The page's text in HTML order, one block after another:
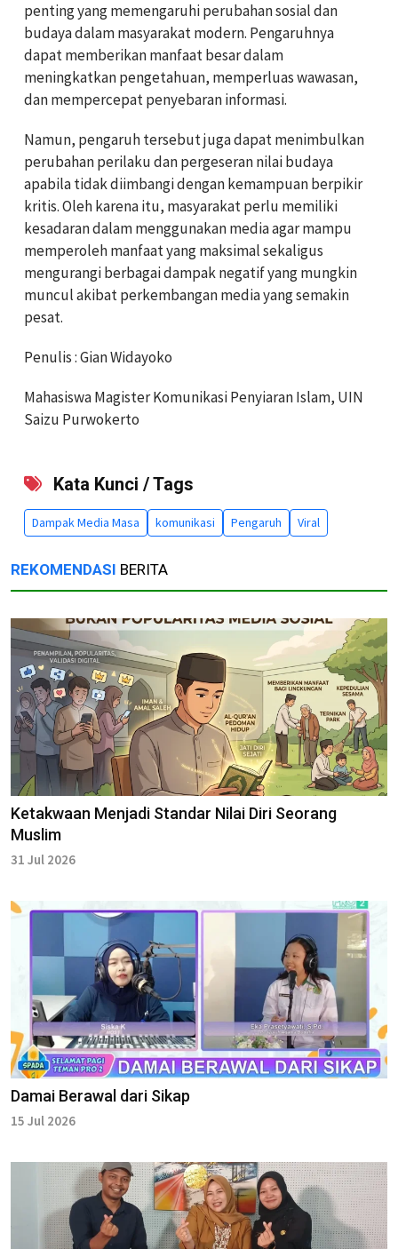
penting yang memengaruhi perubahan sosial dan
budaya dalam masyarakat modern. Pengaruhnya
dapat memberikan manfaat besar dalam
meningkatkan pengetahuan, memperluas wawasan,
dan mempercepat penyebaran informasi.
Namun, pengaruh tersebut juga dapat menimbulkan
perubahan perilaku dan pergeseran nilai budaya
apabila tidak diimbangi dengan kemampuan berpikir
kritis. Oleh karena itu, masyarakat perlu memiliki
kesadaran dalam menggunakan media agar mampu
memperoleh manfaat yang maksimal sekaligus
mengurangi berbagai dampak negatif yang mungkin
muncul akibat perkembangan media yang semakin
pesat.
Penulis : Gian Widayoko
Mahasiswa Magister Komunikasi Penyiaran Islam, UIN
Saizu Purwokerto
Kata Kunci / Tags
Dampak Media Masa komunikasi Pengaruh Viral
REKOMENDASI BERITA
Ketakwaan Menjadi Standar Nilai Diri Seorang
Muslim
31 Jul 2026
Damai Berawal dari Sikap
15 Jul 2026